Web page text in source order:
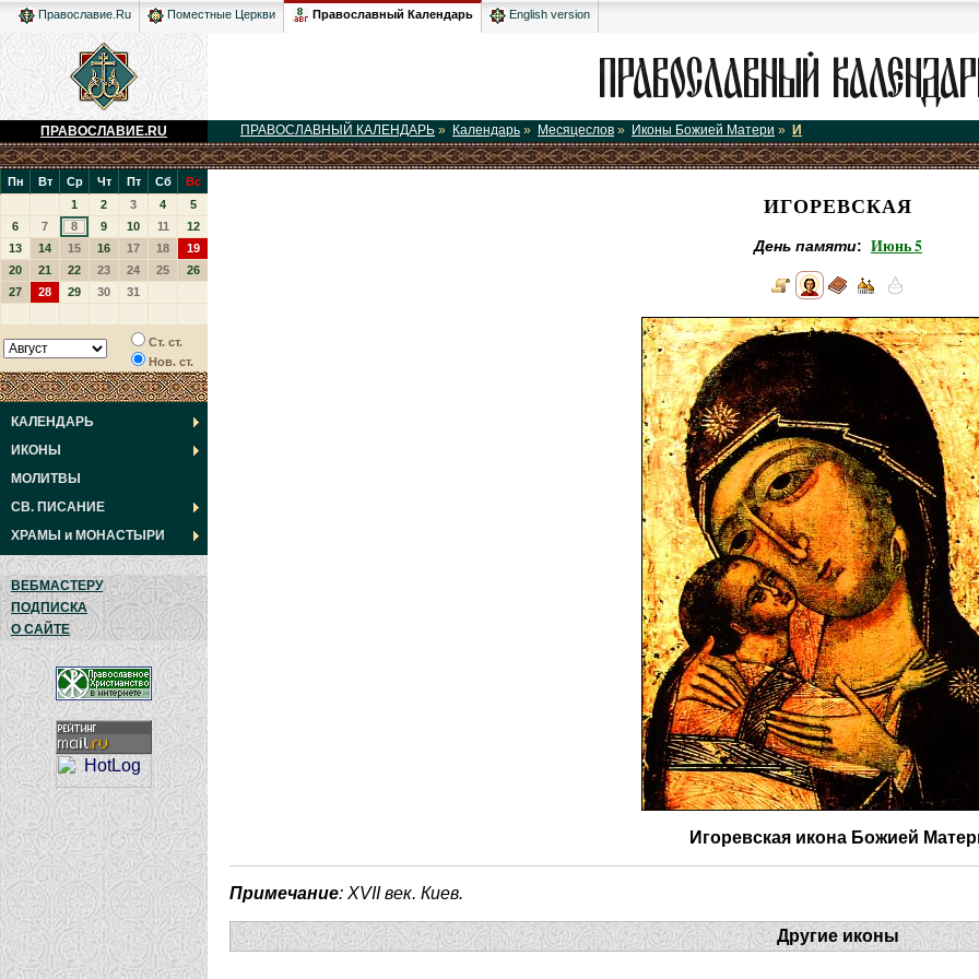
Православие.Ru Поместные Церкви Православный Календарь English version
ПРАВОСЛАВИЕ.RU ПРАВОСЛАВНЫЙ КАЛЕНДАРЬ » Календарь » Месяцеслов » Иконы Божией Матери » И
Пн Вт Ср Чт Пт Сб
Вс
1
2 3 4
5
6
7 8 9 10 11
12
13
14 15 16 17 18
19
20
21 22 23 24 25
26
27
28 29 30 31
Ст. ст.
Нов. ст.
КАЛЕНДАРЬ
ИКОНЫ
МОЛИТВЫ
СВ. ПИСАНИЕ
ХРАМЫ и МОНАСТЫРИ
ВЕБМАСТЕРУ
ПОДПИСКА
О САЙТЕ
ИГОРЕВСКАЯ
День памяти: Июнь 5
Игоревская икона Божией
Примечание: XVII век. Киев.
Другие иконы